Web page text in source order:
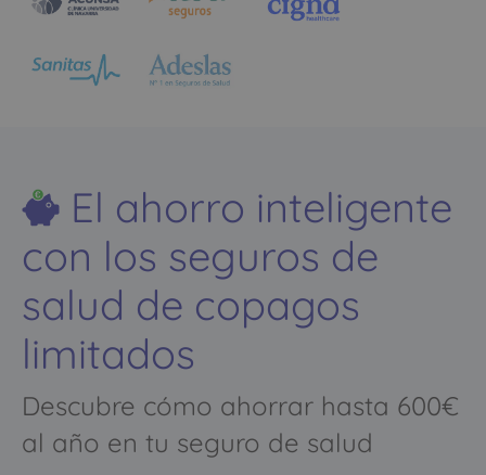
El ahorro inteligente
con los seguros de
salud de copagos
limitados
Descubre cómo ahorrar hasta 600€
al año en tu seguro de salud